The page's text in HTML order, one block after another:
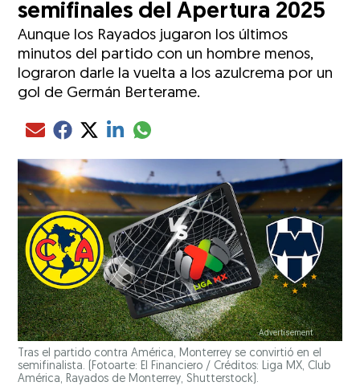
semifinales del Apertura 2025
Aunque los Rayados jugaron los últimos
minutos del partido con un hombre menos,
lograron darle la vuelta a los azulcrema por un
gol de Germán Berterame.
Compartir el artículo actual mediante Email
Compartir el artículo actual mediante Facebook
Compartir el artículo actual mediante Twitter
Compartir el artículo actual mediante LinkedIn
Compartir el artículo actual mediante
Tras el partido contra América, Monterrey se convirtió en el
semifinalista. (Fotoarte: El Financiero / Créditos: Liga MX, Club
América, Rayados de Monterrey, Shutterstock).